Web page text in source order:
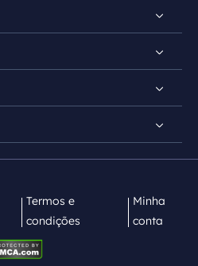
Termos e
condições
Minha
conta